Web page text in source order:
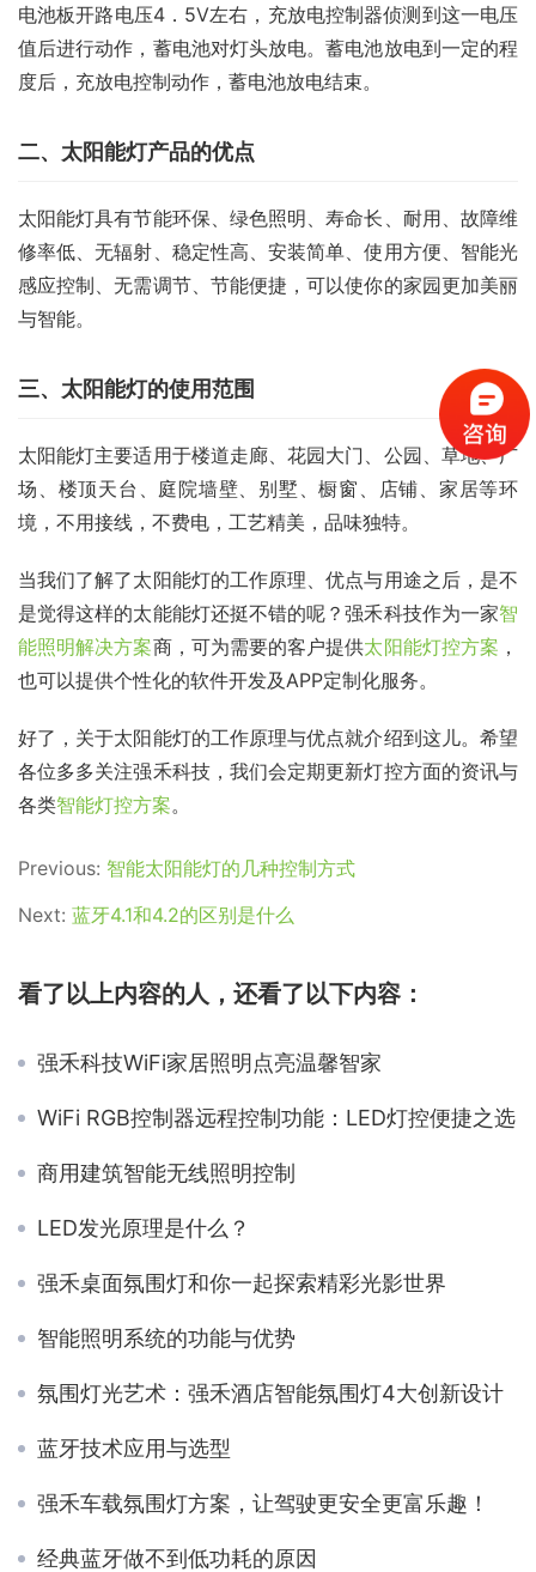
电池板开路电压4．5V左右，充放电控制器侦测到这一电压
值后进行动作，蓄电池对灯头放电。蓄电池放电到一定的程
度后，充放电控制动作，蓄电池放电结束。
二、太阳能灯产品的优点
太阳能灯具有节能环保、绿色照明、寿命长、耐用、故障维
修率低、无辐射、稳定性高、安装简单、使用方便、智能光
感应控制、无需调节、节能便捷，可以使你的家园更加美丽
与智能。
三、太阳能灯的使用范围
太阳能灯主要适用于楼道走廊、花园大门、公园、草地、广
场、楼顶天台、庭院墙壁、别墅、橱窗、店铺、家居等环
境，不用接线，不费电，工艺精美，品味独特。
当我们了解了太阳能灯的工作原理、优点与用途之后，是不
是觉得这样的太能能灯还挺不错的呢？强禾科技作为一家智
能照明解决方案商，可为需要的客户提供太阳能灯控方案 ，
也可以提供个性化的软件开发及APP定制化服务。
好了，关于太阳能灯的工作原理与优点就介绍到这儿。希望
各位多多关注强禾科技，我们会定期更新灯控方面的资讯与
各类智能灯控方案。
Previous: 智能太阳能灯的几种控制方式
Next: 蓝牙4.1和4.2的区别是什么
看了以上内容的人，还看了以下内容：
强禾科技WiFi家居照明点亮温馨智家
WiFi RGB控制器远程控制功能：LED灯控便捷之选
商用建筑智能无线照明控制
LED发光原理是什么？
强禾桌面氛围灯和你一起探索精彩光影世界
智能照明系统的功能与优势
氛围灯光艺术：强禾酒店智能氛围灯4大创新设计
蓝牙技术应用与选型
强禾车载氛围灯方案，让驾驶更安全更富乐趣！
经典蓝牙做不到低功耗的原因